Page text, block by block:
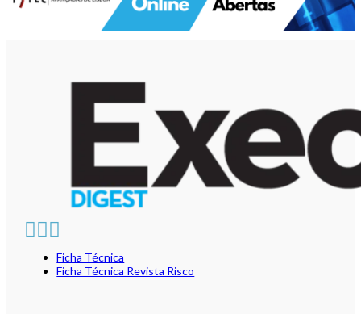
Ficha Técnica
Ficha Técnica Revista Risco